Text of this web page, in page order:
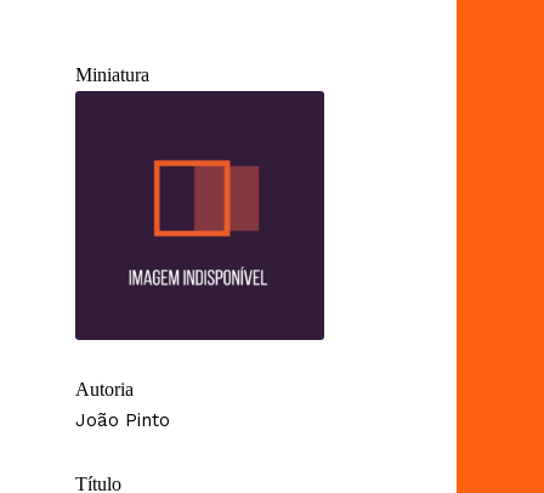
Miniatura
Autoria
João Pinto
Título